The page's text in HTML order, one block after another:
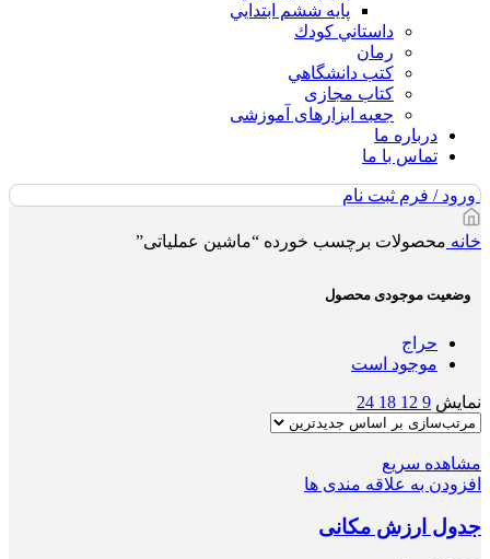
پايه ششم ابتدايي
داستاني كودك
رمان
كتب دانشگاهي
کتاب مجازی
جعبه ابزارهای آموزشی
درباره ما
تماس با ما
ورود / فرم ثبت نام
خانه محصولات برچسب خورده “ماشین عملیاتی”
وضعیت موجودی محصول
حراج
موجود است
نمایش 9
12
18
24
مشاهده سریع
افزودن به علاقه مندی ها
جدول ارزش مکانی